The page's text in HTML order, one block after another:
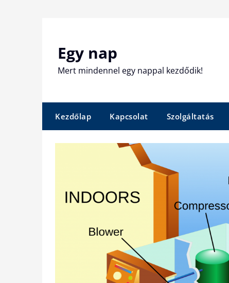
Egy nap
Mert mindennel egy nappal kezdődik!
Kezdőlap Kapcsolat Szolgáltatás